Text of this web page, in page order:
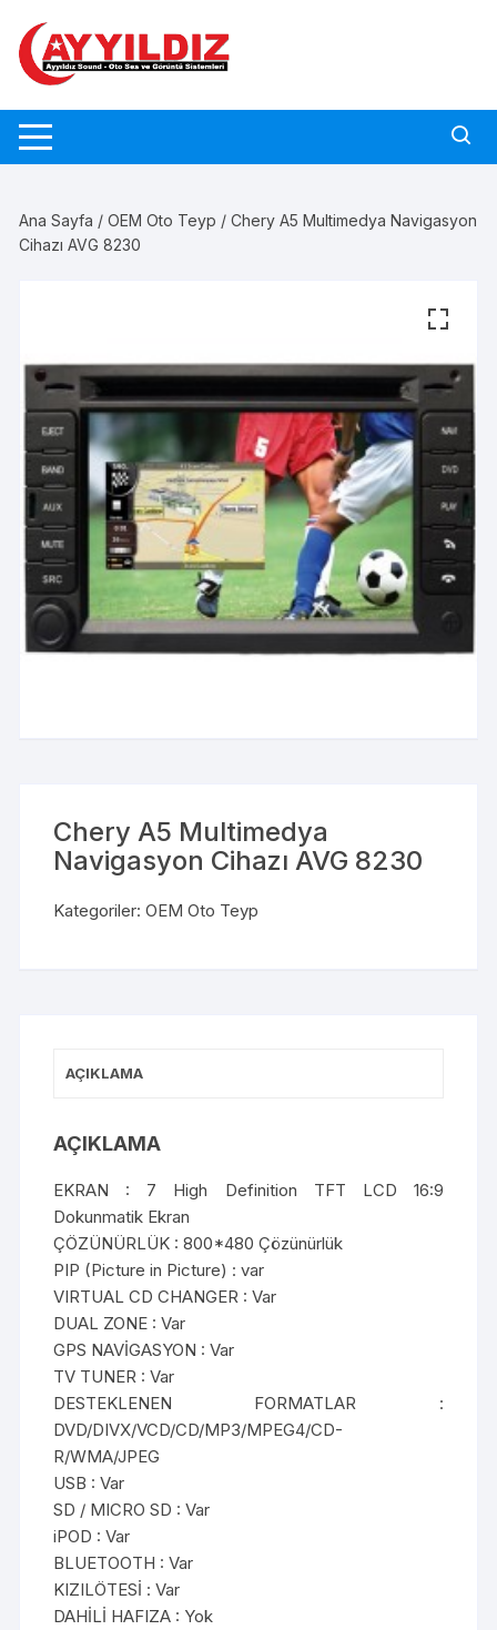
content
Ana Sayfa /OEM Oto Teyp / Chery A5 Multimedya Navigasyon
Cihazı AVG 8230
Chery A5 Multimedya
Navigasyon Cihazı AVG 8230
Kategoriler:OEM Oto Teyp
AÇIKLAMA
AÇIKLAMA
EKRAN : 7 High Definition TFT LCD 16:9
Dokunmatik Ekran
ÇÖZÜNÜRLÜK : 800*480 Çözünürlük
PIP (Picture in Picture) : var
VIRTUAL CD CHANGER : Var
DUAL ZONE : Var
GPS NAVİGASYON : Var
TV TUNER : Var
DESTEKLENEN FORMATLAR :
DVD/DIVX/VCD/CD/MP3/MPEG4/CD-
R/WMA/JPEG
USB : Var
SD / MICRO SD : Var
iPOD : Var
BLUETOOTH : Var
KIZILÖTESİ : Var
DAHİLİ HAFIZA : Yok